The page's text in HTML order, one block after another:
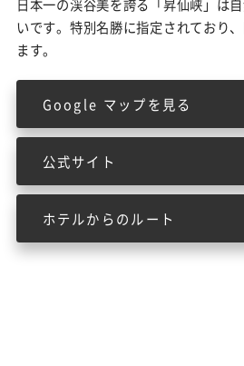
いです。特別名勝に指定されており
ます。
Google マップを見る
公式サイト
ホテルからのルート